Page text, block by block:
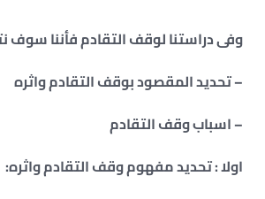
وفى دراستنا لوقف التقادم فأننا سوف
– تحديد المقصود بوقف التقادم واثره
– اسباب وقف التقادم
اولا : تحديد مفهوم وقف التقادم واثره: